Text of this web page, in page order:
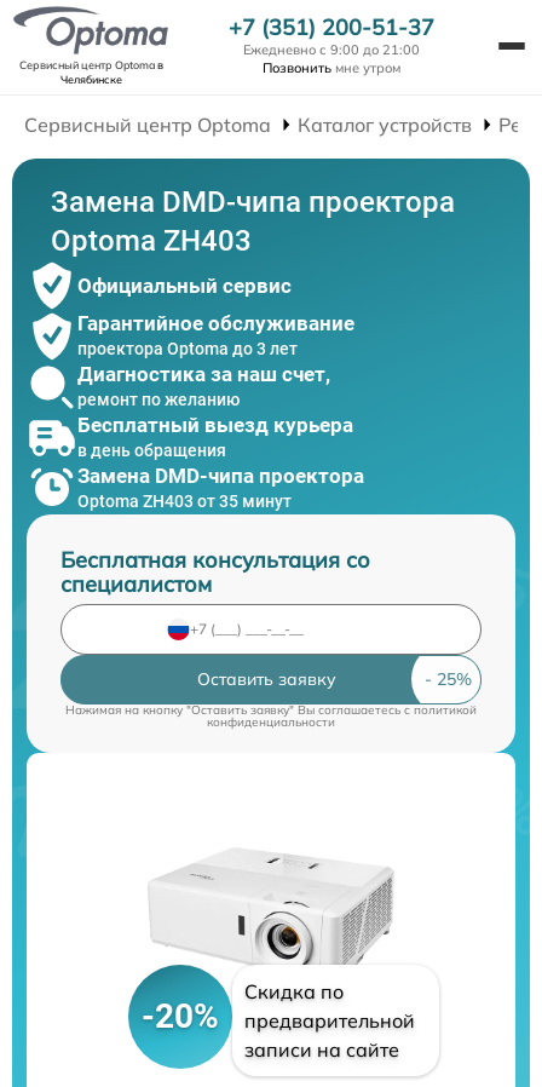
Сервисный центр Optomaв
Челябинске
+7 (351) 200-51-37
Ежедневно с 9:00 до 21:00
Позвонить мне утром
Сервисный центр Optoma Каталог устройств
Замена DMD-чипа проектора
Optoma ZH403
Официальный сервис
Гарантийное обслуживание
проектора Optoma до 3 лет
Диагностика за наш счет,
ремонт по желанию
Бесплатный выезд курьера
в день обращения
Замена DMD-чипа проектора
Optoma ZH403 от 35 минут
Бесплатная консультация со
специалистом
Оставить заявку
Нажимая на кнопку "Оставить заявку" Вы соглашаетесь cполитикой
конфиденциальности
-20%
Скидка по
предварительной
записи на сайте